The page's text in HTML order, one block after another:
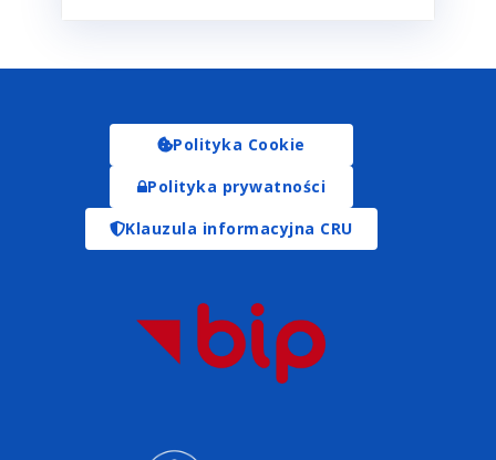
Polityka Cookie
Polityka prywatności
Klauzula informacyjna CRU